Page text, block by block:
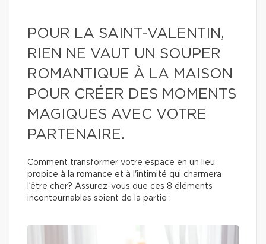
POUR LA SAINT-VALENTIN,
RIEN NE VAUT UN SOUPER
ROMANTIQUE À LA MAISON
POUR CRÉER DES MOMENTS
MAGIQUES AVEC VOTRE
PARTENAIRE.
Comment transformer votre espace en un lieu
propice à la romance et à l'intimité qui charmera
l’être cher? Assurez-vous que ces 8 éléments
incontournables soient de la partie :